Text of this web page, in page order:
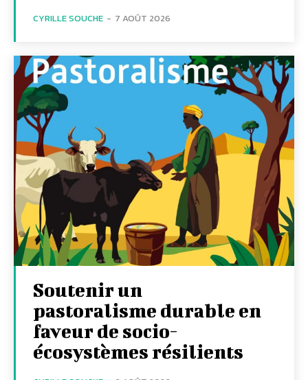
CYRILLE SOUCHE - 7 AOÛT 2026
Soutenir un
pastoralisme durable en
faveur de socio-
écosystèmes résilients